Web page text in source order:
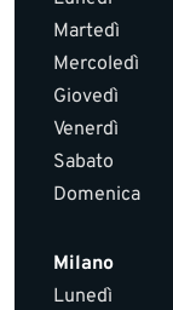
Martedì
Mercoledì
Giovedì
Venerdì
Sabato
Domenica
Milano
Lunedì